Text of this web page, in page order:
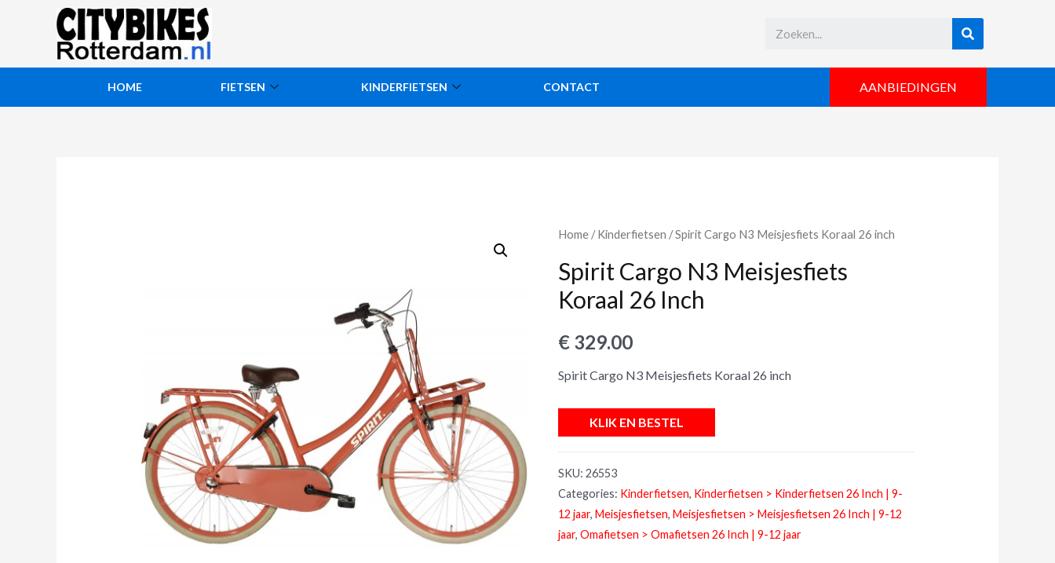
HOME FIETSEN KINDERFIETSEN CONTACT AANBIEDINGEN
Home /Kinderfietsen / Spirit Cargo N3 Meisjesfiets Koraal 26 inch
Spirit Cargo N3 Meisjesfiets
Koraal 26 Inch
€ 329.00
Spirit Cargo N3 Meisjesfiets Koraal 26 inch
KLIK EN BESTEL
SKU:26553
Categories: Kinderfietsen, Kinderfietsen > Kinderfietsen 26 Inch | 9-
12 jaar,Meisjesfietsen,Meisjesfietsen > Meisjesfietsen 26 Inch | 9-12
jaar,Omafietsen > Omafietsen 26 Inch | 9-12 jaar